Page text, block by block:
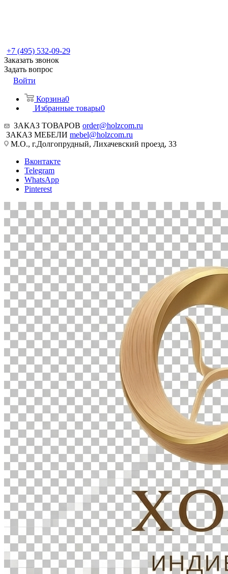
+7 (495) 532-09-29
Заказать звонок
Задать вопрос
Войти
Корзина0
Избранные товары0
ЗАКАЗ ТОВАРОВ order@holzcom.ru
ЗАКАЗ МЕБЕЛИ mebel@holzcom.ru
М.О., г.Долгопрудный, Лихачевский проезд, 33
Вконтакте
Telegram
WhatsApp
Pinterest